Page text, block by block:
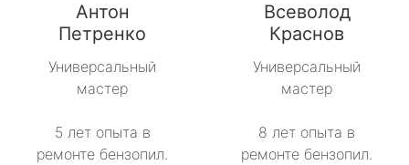
Антон
Петренко
Универсальный
мастер
5 лет опыта в
ремонте бензопил.
Всеволод
Краснов
Универсальный
мастер
8 лет опыта в
ремонте бензопил.